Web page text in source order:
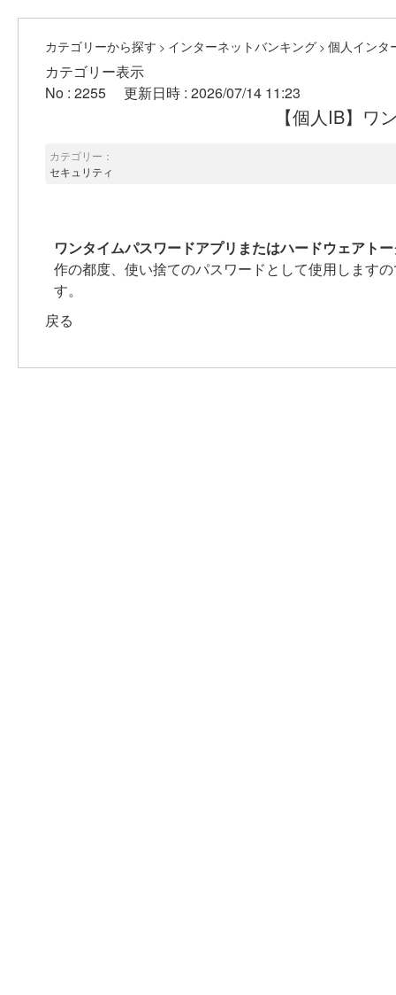
カテゴリーから探す > インターネットバンキング > 個人インタ
カテゴリー表示
No : 2255
更新日時 : 2026/07/14 11:23
【個人IB】ワ
カテゴリー：
セキュリティ
ワンタイムパスワードアプリまたはハードウェアト
作の都度、使い捨てのパスワードとして使用します
す。
戻る